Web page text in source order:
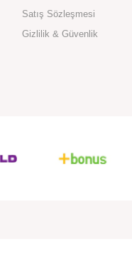
Satış Sözleşmesi
Gizlilik & Güvenlik